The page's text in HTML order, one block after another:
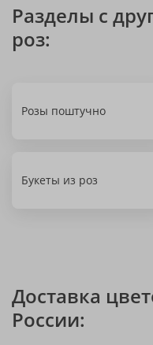
Разделы с
роз:
Розы поштучно
Букеты из роз
Доставка
России: